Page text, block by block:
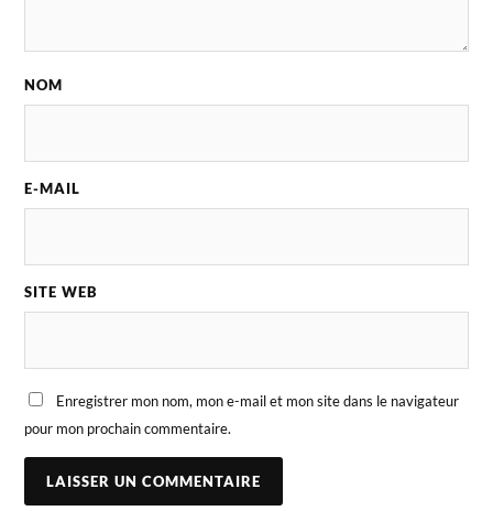
NOM
E-MAIL
SITE WEB
Enregistrer mon nom, mon e-mail et mon site dans le navigateur
pour mon prochain commentaire.